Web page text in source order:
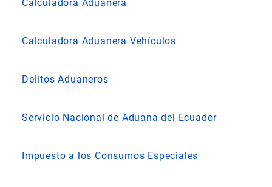
Calculadora Aduanera
Calculadora Aduanera Vehículos
Delitos Aduaneros
Servicio Nacional de Aduana del Ecuador
Impuesto a los Consumos Especiales